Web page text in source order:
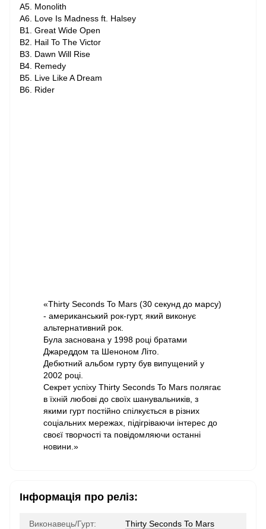
A5. Monolith
A6. Love Is Madness ft. Halsey
B1. Great Wide Open
B2. Hail To The Victor
B3. Dawn Will Rise
B4. Remedy
B5. Live Like A Dream
B6. Rider
«Thirty Seconds To Mars (30 секунд до марсу)
- американський рок-гурт, який виконує
альтернативний рок.
Була заснована у 1998 році братами
Джареддом та Шеноном Літо.
Дебютний альбом гурту був випущений у
2002 році.
Секрет успіху Thirty Seconds To Mars полягає
в їхній любові до своїх шанувальників, з
якими гурт постійно спілкується в різних
соціальних мережах, підігріваючи інтерес до
своєї творчості та повідомляючи останні
новини.»
Інформація про реліз:
Виконавець/Гурт: Thirty Seconds To Mars